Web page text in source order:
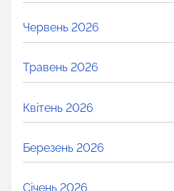
Червень 2026
Травень 2026
Квітень 2026
Березень 2026
Січень 2026